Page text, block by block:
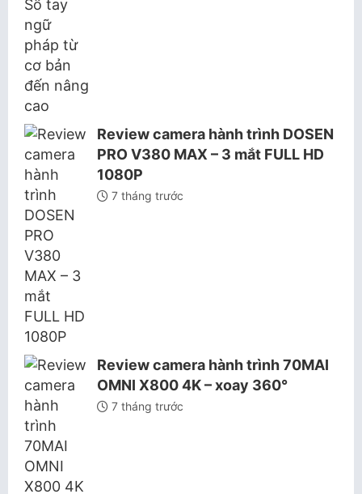
Review camera hành trình DOSEN
PRO V380 MAX – 3 mắt FULL HD
1080P
7 tháng trước
Review camera hành trình 70MAI
OMNI X800 4K – xoay 360°
7 tháng trước